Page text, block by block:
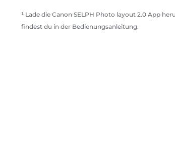
¹ Lade die Canon SELPH Photo layout 2.0 App
findest du in der Bedienungsanleitung.